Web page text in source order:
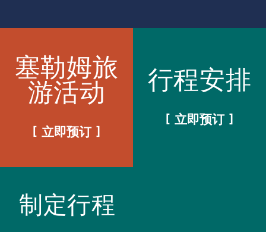
塞勒姆旅
游活动
立即预订
行程安排
立即预订
制定行程